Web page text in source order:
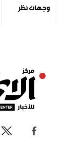
وجهات نظر